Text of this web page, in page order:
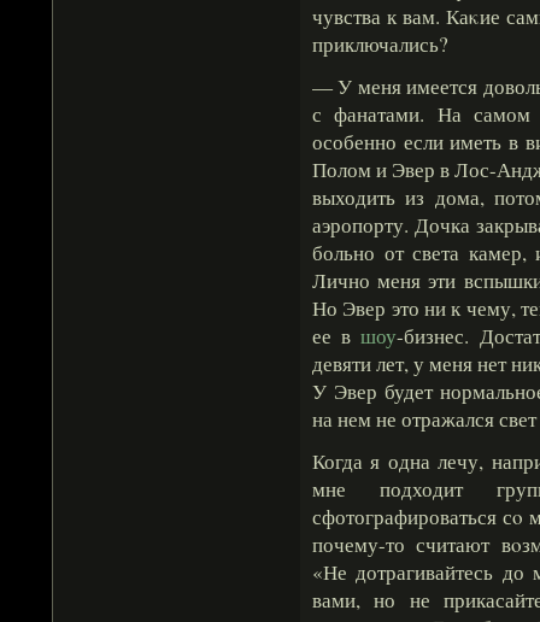
чувства к вам. Каκие
приключались?
— У меня имеется
с фанатами. На самом
особенно если иметь в
Полом и Эвер в Лос-
выходить из дома,
аэропорту. Дочка
больно от света
Лично меня эти
Но Эвер это ни к чему,
ее вшоу-бизнес.
девяти лет, у меня нет
У Эвер будет
на нем не отражался
Когда я одна лечу,
мне подходит
сфотографироваться сο
почему-то считают
«Не дотрагивайтесь
вами, но не